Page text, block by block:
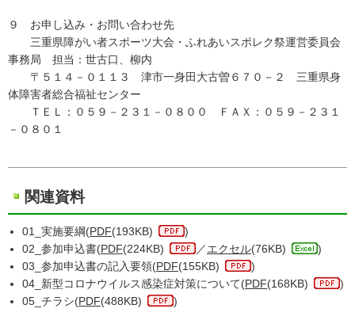
９ お申し込み・お問い合わせ先
三重県障がい者スポーツ大会・ふれあいスポレク祭運営委員会
事務局 担当：世古口、柳内
〒５１４－０１１３ 津市一身田大古曽６７０－２ 三重県身
体障害者総合福祉センター
ＴＥＬ：０５９－２３１－０８００ ＦＡＸ：０５９－２３１
－０８０１
関連資料
01_実施要綱(PDF(193KB)
)
02_参加申込書(PDF(224KB) ／エクセル(76KB)
)
03_参加申込書の記入要領(PDF(155KB)
)
04_新型コロナウイルス感染症対策について(PDF(168KB)
)
05_チラシ(PDF(488KB) )